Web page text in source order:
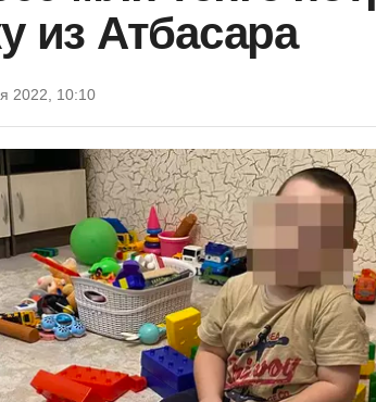
из Атбасара
2022, 10:10